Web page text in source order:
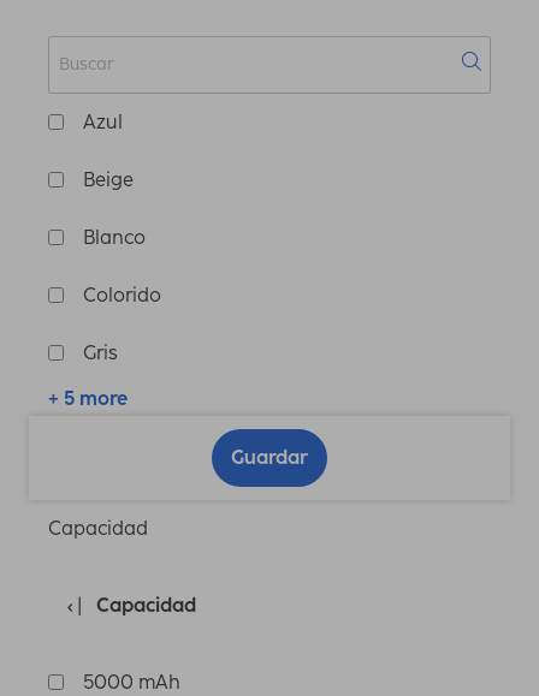
Azul
Beige
Blanco
Colorido
Gris
+ 5 more
Guardar
Capacidad
Capacidad
5000 mAh